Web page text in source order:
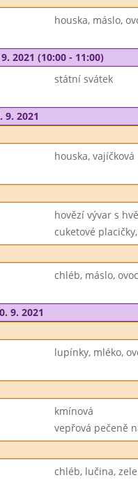
houska, máslo,
2021 (10:00 - 11:00)
státní svátek
9. 2021
houska,
hovězí vývar s
cuketové
chléb, máslo,
9. 2021
lupínky, mléko,
kmínová
vepřová pečeně
chléb, lučina,